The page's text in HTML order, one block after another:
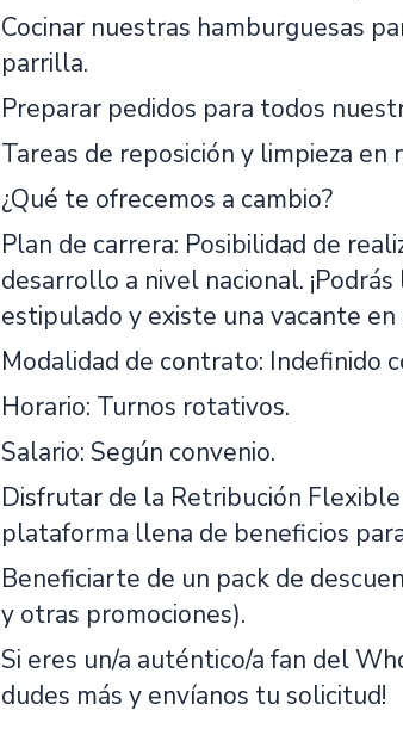
Cocinar nuestras hamburguesas
parrilla.
Preparar pedidos para todos
Tareas de reposición y limpieza
¿Qué te ofrecemos a cambio?
Plan de carrera: Posibilidad de
desarrollo a nivel nacional.
estipulado y existe una vacante
Modalidad de contrato: Indefinido
Horario: Turnos rotativos.
Salario: Según convenio.
Disfrutar de la Retribución
plataforma llena de beneficios
Beneficiarte de un pack de
y otras promociones).
Si eres un/a auténtico/a fan del
dudes más y envíanos tu solicitud!